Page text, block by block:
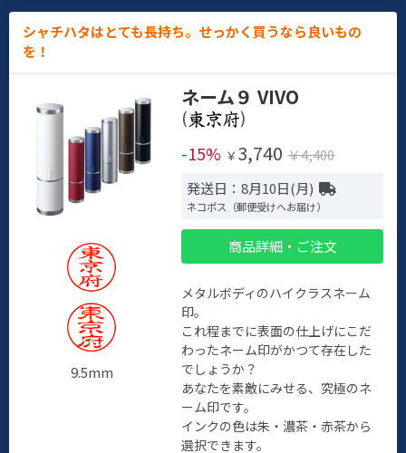
シャチハタはとても長持ち。せっかく買うなら良いもの
を！
9.5mm
ネーム９ VIVO
(
)
-15% ￥ 3,740 ￥4,400
発送日：8月10日(月)
ネコポス（郵便受けへお届け）
商品詳細・ご注文
メタルボディのハイクラスネーム
印。
これ程までに表面の仕上げにこだ
わったネーム印がかつて存在した
でしょうか？
あなたを素敵にみせる、究極のネ
ーム印です。
インクの色は朱・濃茶・赤茶から
選択できます。